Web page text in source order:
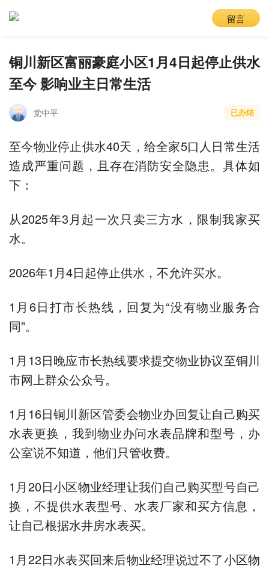
留言
铜川新区富丽豪庭小区1月4日起停止供水
至今 影响业主日常生活
党中平 已办结
至今物业停止供水40天，给全家5口人日常生活
造成严重问题，且存在消防安全隐患。具体如
下：
从2025年3月起一次只卖三方水，限制我家买
水。
2026年1月4日起停止供水，不允许买水。
1月6日打市长热线，回复为“没有物业服务合
同”。
1月13日晚应市长热线要求提交物业协议至铜川
市网上群众公众号。
1月16日铜川新区管委会物业办回复让自己购买
水表更换，我到物业办问水表品牌和型号，办
公室说不知道，他们只管收费。
1月20日小区物业经理让我们自己购买型号自己
换，不提供水表型号、水表厂家和买方信息，
让自己根据水井房水表买。
1月22日水表买回来后物业经理说过不了小区物